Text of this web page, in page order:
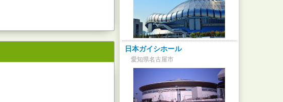
日本ガイシホール
愛知県名古屋市